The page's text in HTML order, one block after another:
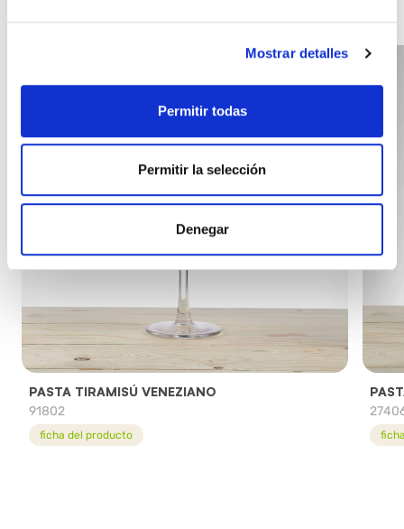
Mostrar detalles
Permitir todas
Permitir la selección
Denegar
PASTA TIRAMISÚ VENEZIANO
91802
ficha del producto